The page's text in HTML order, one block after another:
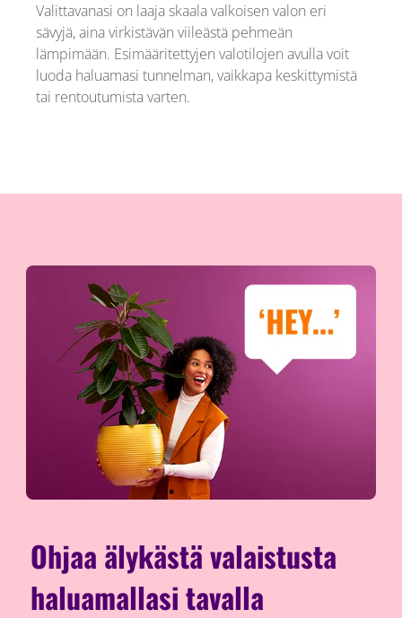
Valittavanasi on laaja skaala valkoisen valon eri
sävyjä, aina virkistävän viileästä pehmeän
lämpimään. Esimääritettyjen valotilojen avulla voit
luoda haluamasi tunnelman, vaikkapa keskittymistä
tai rentoutumista varten.
Ohjaa älykästä valaistusta
haluamallasi tavalla